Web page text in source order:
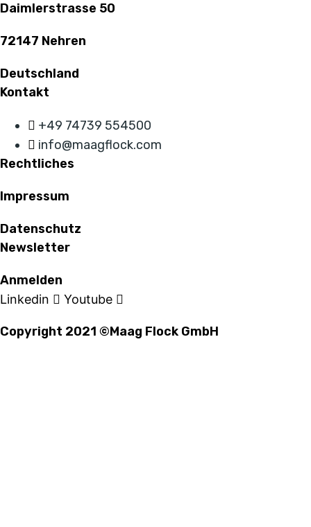
Daimlerstrasse 50
72147 Nehren
Deutschland
Kontakt
+49 74739 554500
info@maagflock.com
Rechtliches
Impressum
Datenschutz
Newsletter
Anmelden
Linkedin Youtube
Copyright 2021 ©Maag Flock GmbH